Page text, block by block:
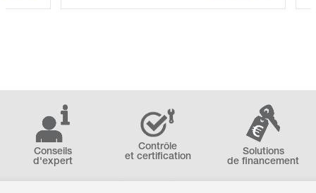
Conseils
d'expert
Contrôle
et certification
Solutions
de financement